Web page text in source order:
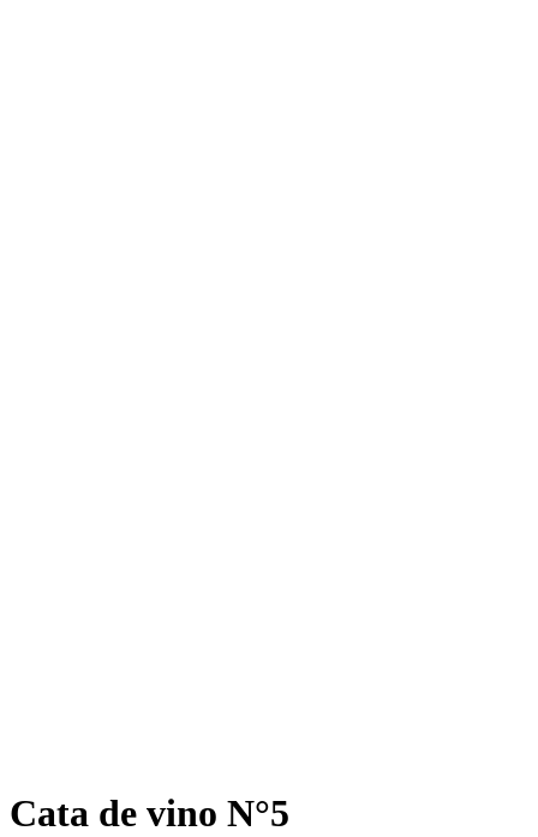
Cata de vino N°5